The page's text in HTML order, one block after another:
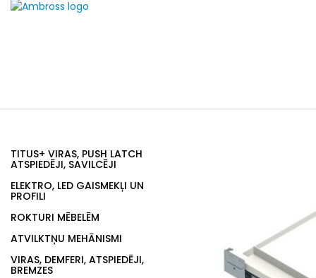
TITUS+ VIRAS, PUSH LATCH
ATSPIEDĒJI, SAVILCĒJI
ELEKTRO, LED GAISMEKĻI UN
PROFILI
ROKTURI MĒBELĒM
ATVILKTŅU MEHĀNISMI
VIRAS, DEMFERI, ATSPIEDĒJI,
BREMZES